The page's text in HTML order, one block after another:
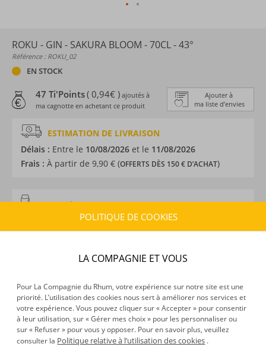
ROKU - GIN - SAKURA BLOOM - 70CL - 43°
Référence : ROKU_02
EN STOCK
Ajouter à
ma liste d’envies
47 Ti'Points( 0,94€ ) ajoutés à
ma cagnotte en achetant ce produit
ESTIMATION DE LIVRAISON
Délais : Entre le 10/08/2026 et le 11/08/2026
Frais : À partir de 9,90 € (OFFERTS DÈS 150 € D’ACHAT)
CARACTÉRISTIQUES DU PRODUIT
Gin
Edition :limitée
DÉCOUVERTE
POLITIQUE DE COOKIES
LA COMPAGNIE ET VOUS
Pour La Compagnie du Rhum, votre expérience sur notre site est une
priorité. L’utilisation des cookies nous sert à améliorer nos services et
votre expérience. Vous pouvez cliquer sur « Accepter » pour consentir
à leur utilisation, sur « Gérer mes choix » pour les personnaliser ou
sur « Refuser » pour vous y opposer. Pour en savoir plus, veuillez
consulter la Politique relative à l’utilisation des cookies .